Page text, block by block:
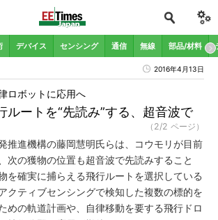
デバイス センシング 通信 無線 部品/材料
2016年4月13日
ルートを“先読み”する、超音波で
ロボットに応用へ
（2/2 ページ）
推進機構の藤岡慧明氏らは、コウモリが目前
次の獲物の位置も超音波で先読みすること
を確実に捕らえる飛行ルートを選択している
クティブセンシングで検知した複数の標的を
めの軌道計画や、自律移動を要する飛行ドロ